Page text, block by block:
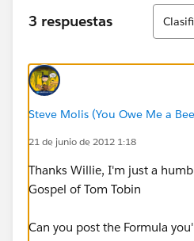
3 respuestas
Ordenar
Steve Molis (You Owe Me a
21 de junio de 2012 1:18
Thanks Willie, I'm just a
Gospel of Tom Tobin
Can you post the Formula